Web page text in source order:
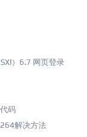
）6.7 网页登录
码
解决方法